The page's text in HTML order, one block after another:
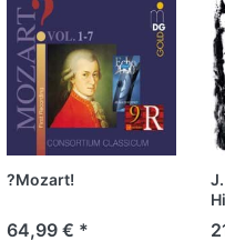
?Mozart!
64,99 € *